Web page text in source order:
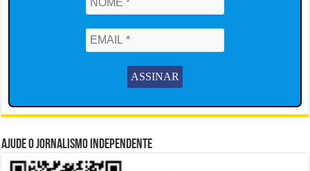
Ajude o Jornalismo Independente